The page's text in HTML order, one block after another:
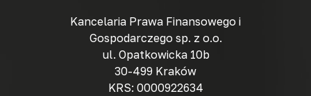
Kancelaria Prawa Finansowego i
Gospodarczego sp. z o.o.
ul. Opatkowicka 10b
30-499 Kraków
KRS: 0000922634